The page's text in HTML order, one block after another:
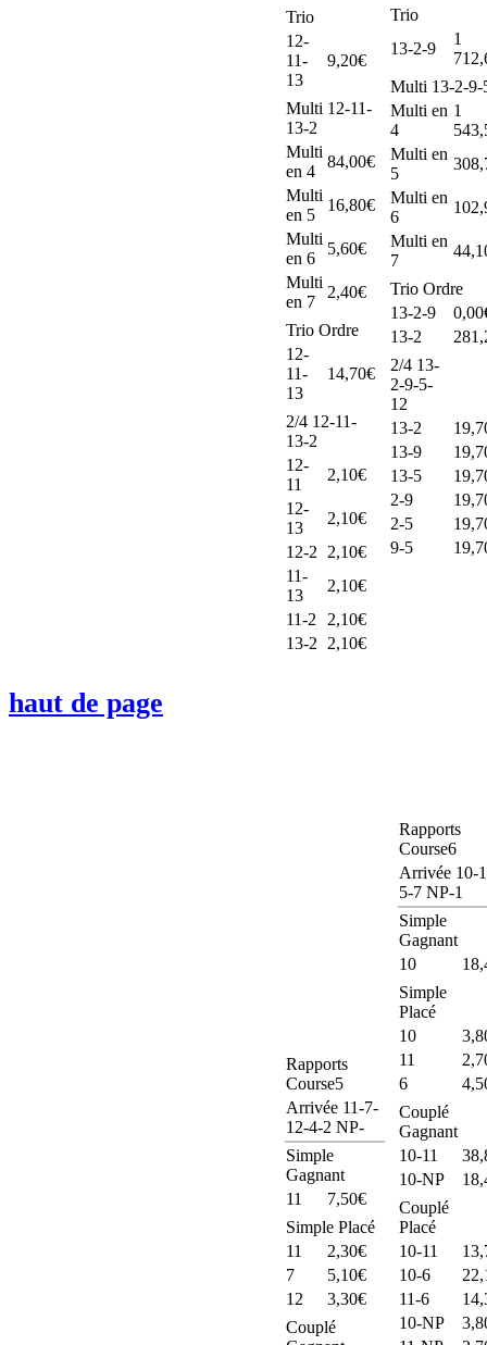
Trio
12-
11-
13
9,20€
Multi 12-11-
13-2
Multi
en 4
84,00€
Multi
en 5
16,80€
Multi
en 6
5,60€
Multi
en 7
2,40€
Trio Ordre
12-
11-
13
14,70€
2/4 12-11-
13-2
12-
11
2,10€
12-
13
2,10€
12-2
2,10€
11-
13
2,10€
11-2
2,10€
13-2
2,10€
Trio
13-2-9
1
Multi 13-2-9-
Multi en
4
1
Multi en
5
Multi en
6
Multi en
7
Trio Ordre
13-2-9
13-2
2/4 13-
2-9-5-
12
13-2
13-9
13-5
2-9
2-5
9-5
haut de page
Rapports
Course5
Arrivée 11-7-
12-4-2 NP-
Simple
Gagnant
11
7,50€
Simple Placé
11
2,30€
7
5,10€
12
3,30€
Couplé
Rapports
Course6
Arrivée 10-
5-7 NP-1
Simple
Gagnant
10
Simple
Placé
10
11
6
Couplé
Gagnant
10-11
10-NP
Couplé
Placé
10-11
10-6
11-6
10-NP